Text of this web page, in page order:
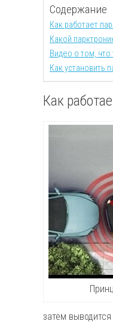
Содержание
Как работает
Какой
Видео о том, что
Как установить
Как
затем